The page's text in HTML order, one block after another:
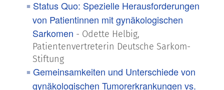
Status Quo: Spezielle Herausforderungen
von Patientinnen mit gynäkologischen
Sarkomen - Odette Helbig,
Patientenvertreterin Deutsche Sarkom-
Stiftung
Gemeinsamkeiten und Unterschiede von
gynäkologischen Tumorerkrankungen vs.